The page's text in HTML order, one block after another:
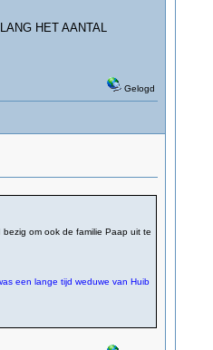
HET AANTAL
Gelogd
om ook de familie Paap uit te
een lange tijd weduwe van Huib